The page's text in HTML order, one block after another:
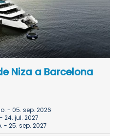
Niza a Barcelona
- 05. sep. 2026
24. jul. 2027
- 25. sep. 2027